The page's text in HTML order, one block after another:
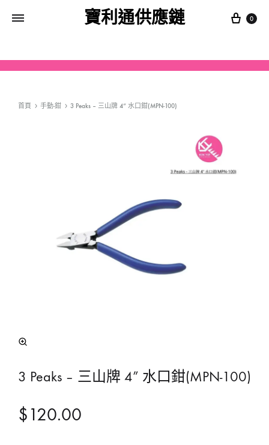
寶利通供應鏈 0
首頁 手動-鉗 3 Peaks – 三山牌 4” 水口鉗(MPN-100)
3 Peaks – 三山牌 4” 水口鉗(MPN-100)
$120.00